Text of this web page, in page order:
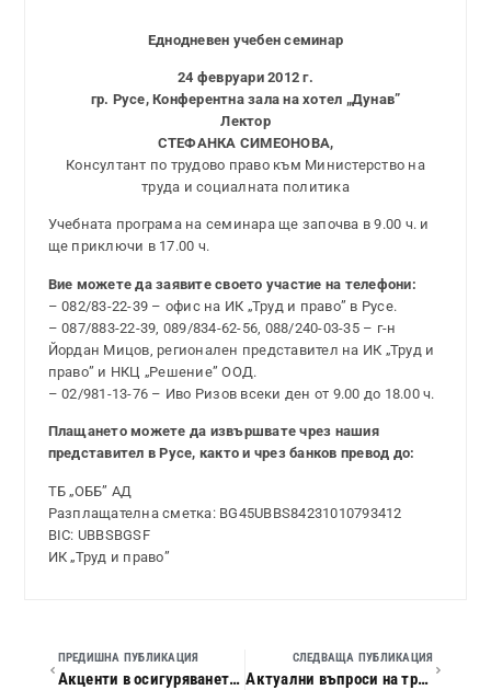
Еднодневен учебен семинар
24 февруари 2012 г.
гр. Русе, Конферентна зала на хотел „Дунав”
Лектор
СТЕФАНКА СИМЕОНОВА,
Консултант по трудово право към Министерство на
труда и социалната политика
Учебната програма на семинара ще започва в 9.00 ч. и
ще приключи в 17.00 ч.
Вие можете да заявите своето участие на телефони:
– 082/83-22-39 – офис на ИК „Труд и право” в Русе.
– 087/883-22-39, 089/834-62-56, 088/240-03-35 – г-н
Йордан Мицов, регионален представител на ИК „Труд и
право” и НКЦ „Решение” ООД.
– 02/981-13-76 – Иво Ризов всеки ден от 9.00 до 18.00 ч.
Плащането можете да извършвате чрез нашия
представител в Русе, както и чрез банков превод до:
ТБ „ОББ” АД
Разплащателна сметка: BG45UBBS84231010793412
BIC: UBBSBGSF
ИК „Труд и право”
ПРЕДИШНА ПУБЛИКАЦИЯ
Акценти в осигуряването на здравословни и безопасни условия на труд в предприятието през 2012 г. – Албена
СЛЕДВАЩА ПУБЛИКАЦИЯ
Актуални въпроси на трудовите отношения и социалното осигуряване за 2012 г. – Бургас